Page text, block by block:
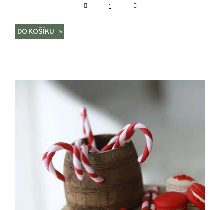
DO KOŠÍKU